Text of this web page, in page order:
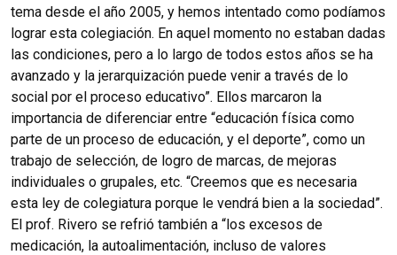
tema desde el año 2005, y hemos intentado como podíamos
lograr esta colegiación. En aquel momento no estaban dadas
las condiciones, pero a lo largo de todos estos años se ha
avanzado y la jerarquización puede venir a través de lo
social por el proceso educativo”. Ellos marcaron la
importancia de diferenciar entre “educación física como
parte de un proceso de educación, y el deporte”, como un
trabajo de selección, de logro de marcas, de mejoras
individuales o grupales, etc. “Creemos que es necesaria
esta ley de colegiatura porque le vendrá bien a la sociedad”.
El prof. Rivero se refrió también a “los excesos de
medicación, la autoalimentación, incluso de valores